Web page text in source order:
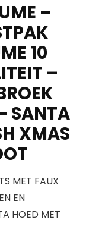
–
10
–
SANTA
XMAS
MET FAUX
EN
HOED MET